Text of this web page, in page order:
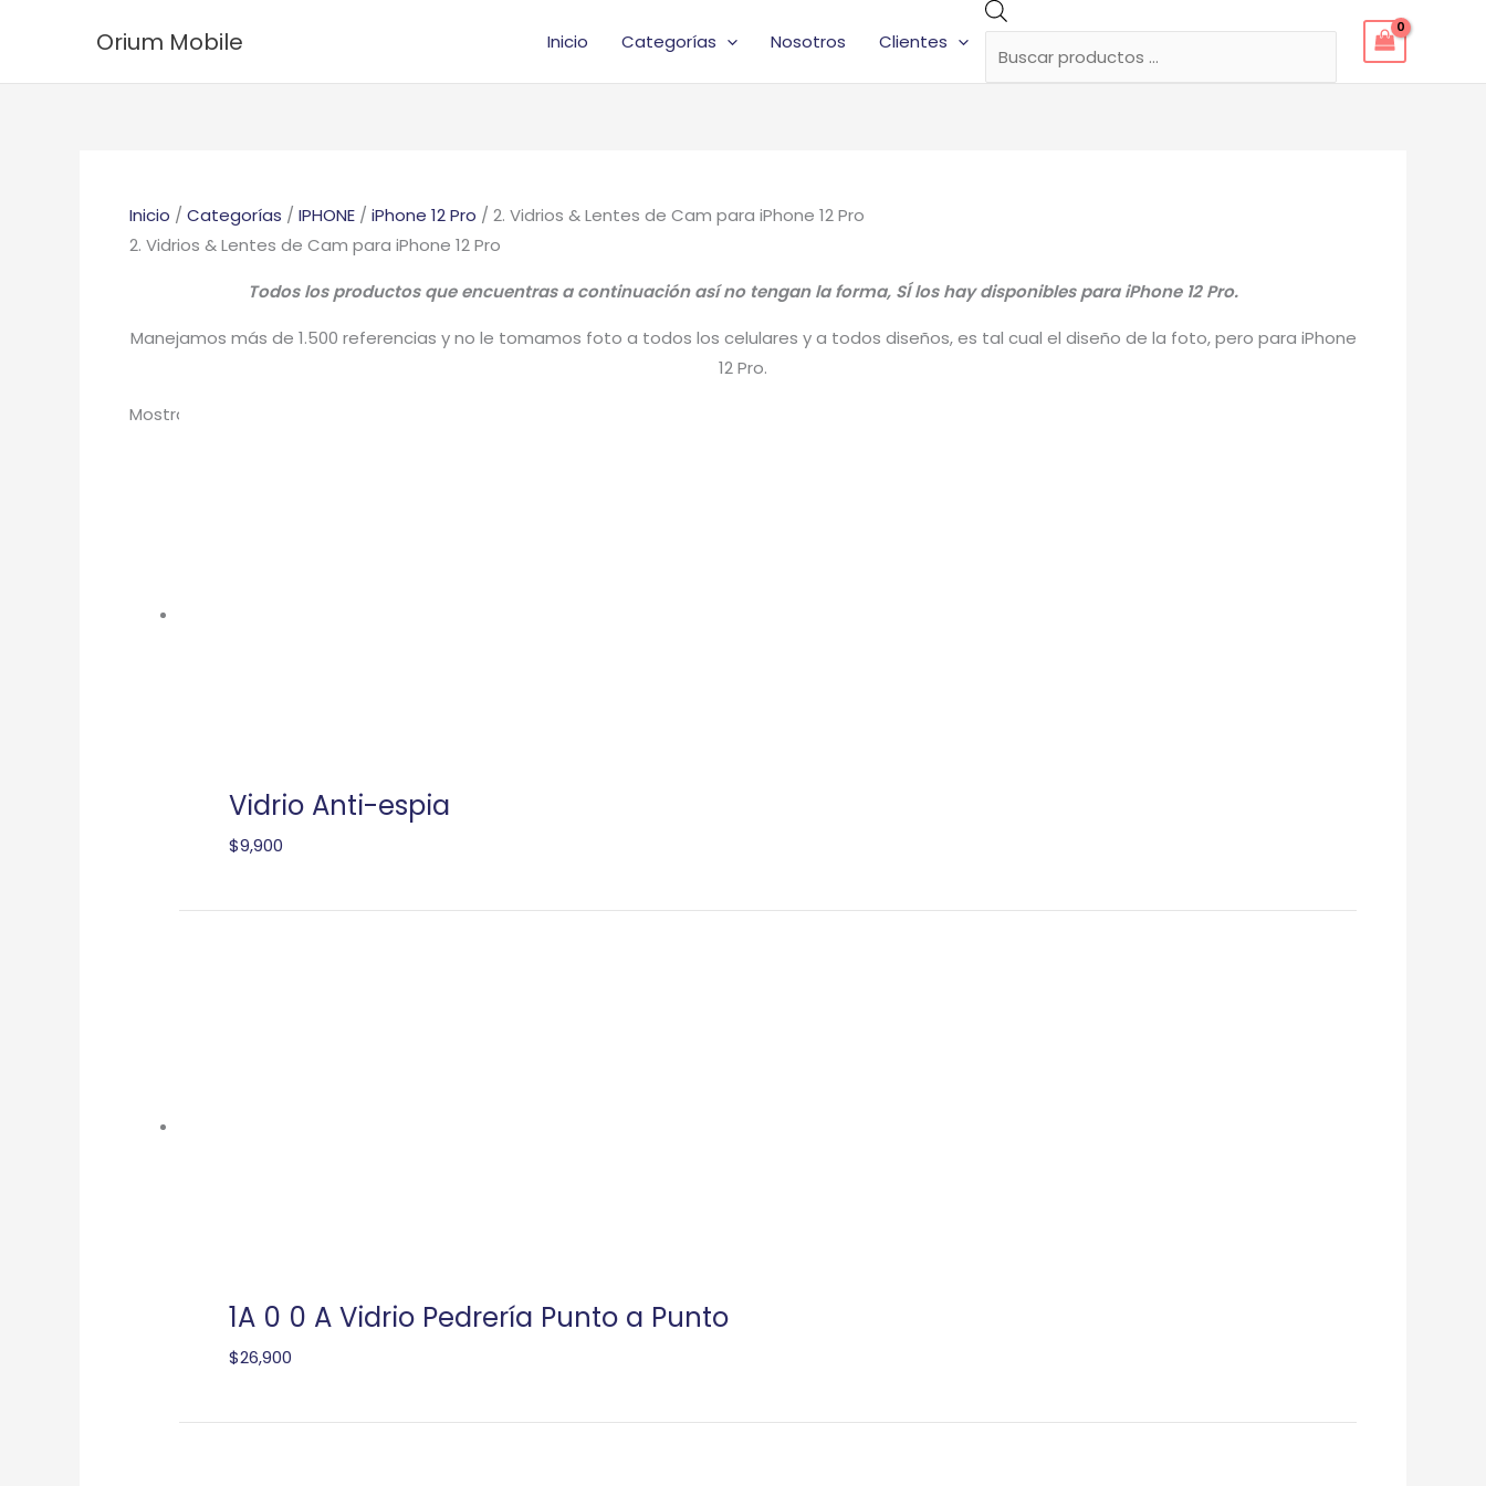
Orium Mobile Inicio Categorías Nosotros Clientes
productos
Inicio / Categorías / IPHONE / iPhone 12 Pro / 2. Vidrios & Lentes de Cam para iPhone 12 Pro
2. Vidrios & Lentes de Cam para iPhone 12 Pro
Todos los productos que encuentras a continuación así no tengan la forma, SÍ los hay disponibles para iPhone 12 Pro.
Manejamos más de 1.500 referencias y no le tomamos foto a todos los celulares y a todos diseños, es tal cual el diseño de la foto, pero para iPhone
12 Pro.
Mostrando los 11 resultados
Vidrio Anti-espia
$9,900
1A 0 0 A Vidrio Pedrería Punto a Punto
$26,900